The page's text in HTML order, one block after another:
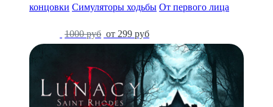
концовки Симуляторы ходьбы От первого лица
1000 руб от 299 руб